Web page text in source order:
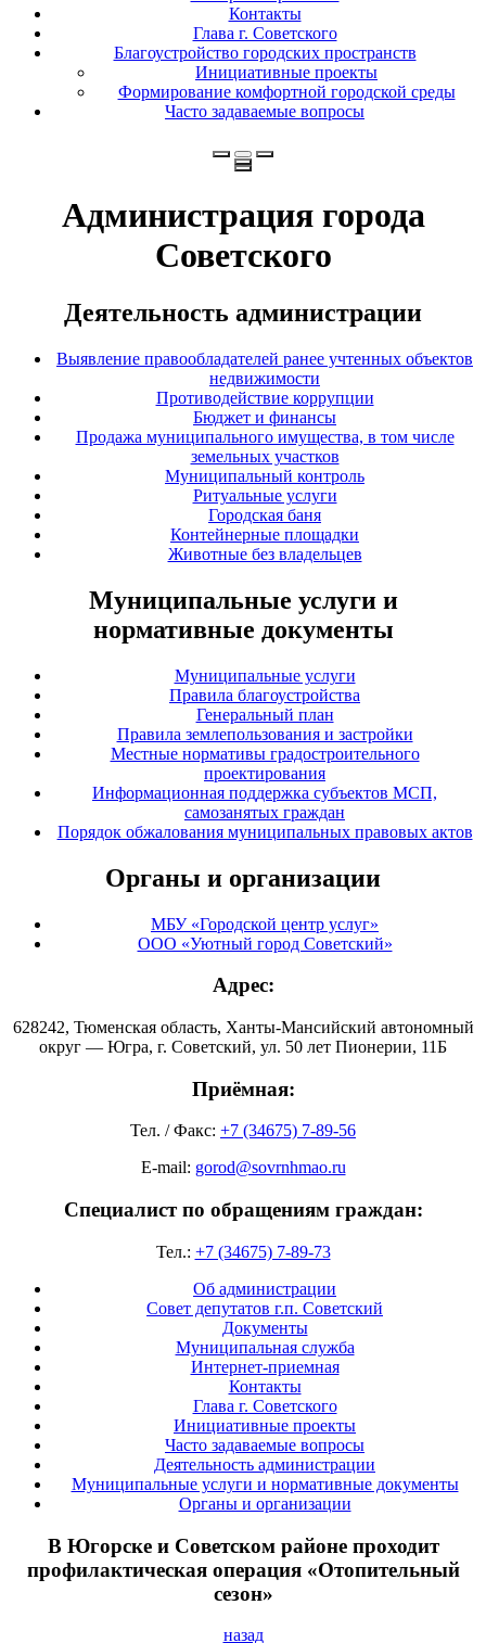
Контакты
Глава г. Советского
Благоустройство городских пространств
Инициативные проекты
Формирование комфортной городской среды
Часто задаваемые вопросы
Администрация города
Советского
Деятельность администрации
Выявление правообладателей ранее учтенных объектов
недвижимости
Противодействие коррупции
Бюджет и финансы
Продажа муниципального имущества, в том числе
земельных участков
Муниципальный контроль
Ритуальные услуги
Городская баня
Контейнерные площадки
Животные без владельцев
Муниципальные услуги и
нормативные документы
Муниципальные услуги
Правила благоустройства
Генеральный план
Правила землепользования и застройки
Местные нормативы градостроительного
проектирования
Информационная поддержка субъектов МСП,
самозанятых граждан
Порядок обжалования муниципальных правовых актов
Органы и организации
МБУ «Городской центр услуг»
ООО «Уютный город Советский»
Адрес:
628242, Тюменская область, Ханты-Мансийский автономный
округ — Югра, г. Советский, ул. 50 лет Пионерии, 11Б
Приёмная:
Тел. / Факс: +7 (34675) 7-89-56
E-mail: gorod@sovrnhmao.ru
Специалист по обращениям граждан:
Тел.: +7 (34675) 7-89-73
Об администрации
Совет депутатов г.п. Советский
Документы
Муниципальная служба
Интернет-приемная
Контакты
Глава г. Советского
Инициативные проекты
Часто задаваемые вопросы
Деятельность администрации
Муниципальные услуги и нормативные документы
Органы и организации
В Югорске и Советском районе проходит
профилактическая операция «Отопительный
сезон»
назад